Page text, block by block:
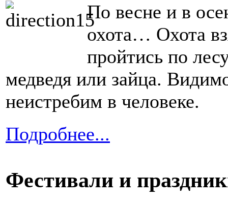
По весне и в
охота… Охота
пройтись по
медведя или зайца.
неистребим в человеке.
Подробнее...
Фестивали и